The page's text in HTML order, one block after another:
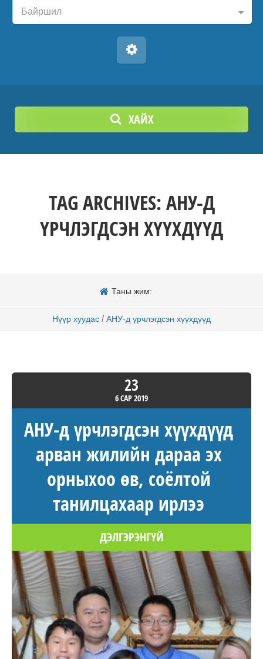
Байршил
ХАЙХ
TAG ARCHIVES:АНУ-Д
ҮРЧЛЭГДСЭН ХҮҮХДҮҮД
Таны жим:
Нүүр хуудас / АНУ-д үрчлэгдсэн хүүхдүүд
23
6 САР2019
АНУ-д үрчлэгдсэн хүүхдүүд
арван жилийн дараа эх
орныхоо өв, соёлтой
танилцахаар ирлээ
ДЭЛГЭРЭНГҮЙ